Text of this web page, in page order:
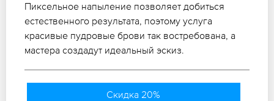
Пиксельное напыление позволяет добиться
естественного результата, поэтому услуга
красивые пудровые брови так востребована, а
мастера создадут идеальный эскиз.
Скидка 20%